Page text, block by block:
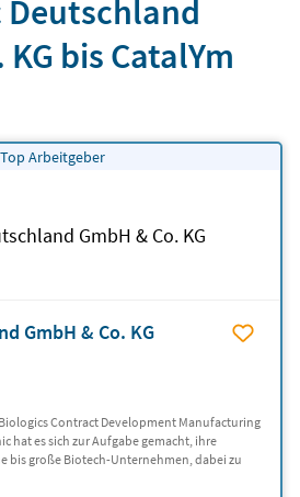
bis CatalYm
Top Arbeitgeber
GmbH & Co. KG
GmbH & Co. KG
Contract Development Manufacturing
hat es sich zur Aufgabe gemacht, ihre
bis große Biotech-Unternehmen, dabei zu